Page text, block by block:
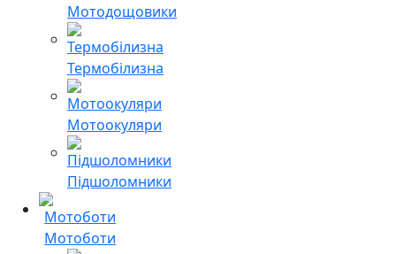
Мотодощовики
Термобілизна
Мотоокуляри
Підшоломники
Мотоботи